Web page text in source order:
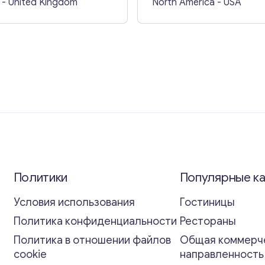
Политики
Условия использования
Политика конфиденциальности
Политика в отношении файлов
cookie
Популярные
Гостиницы
Рестораны
Общая
направленность